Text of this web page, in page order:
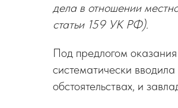
дела в отношении
статьи 159 УК РФ).
Под предлогом оказания
систематически
обстоятельствах, и